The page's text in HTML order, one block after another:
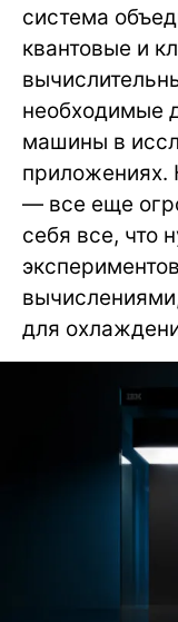
система
квантовые и
необходимые
машины в
приложениях.
— все еще
себя все, что
для